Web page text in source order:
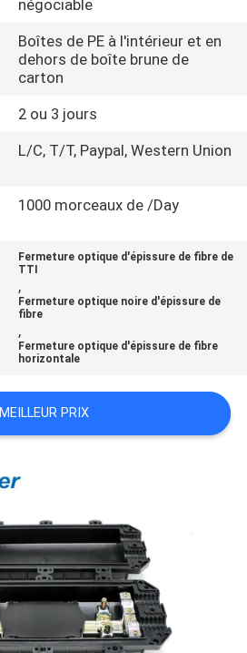
négociable
Boîtes de PE à l'intérieur et en
dehors de boîte brune de
carton
2 ou 3 jours
L/C, T/T, Paypal, Western Union
1000 morceaux de /Day
Fermeture optique d'épissure de fibre de
TTI
,
Fermeture optique noire d'épissure de
fibre
,
Fermeture optique d'épissure de fibre
horizontale
MEILLEUR PRIX